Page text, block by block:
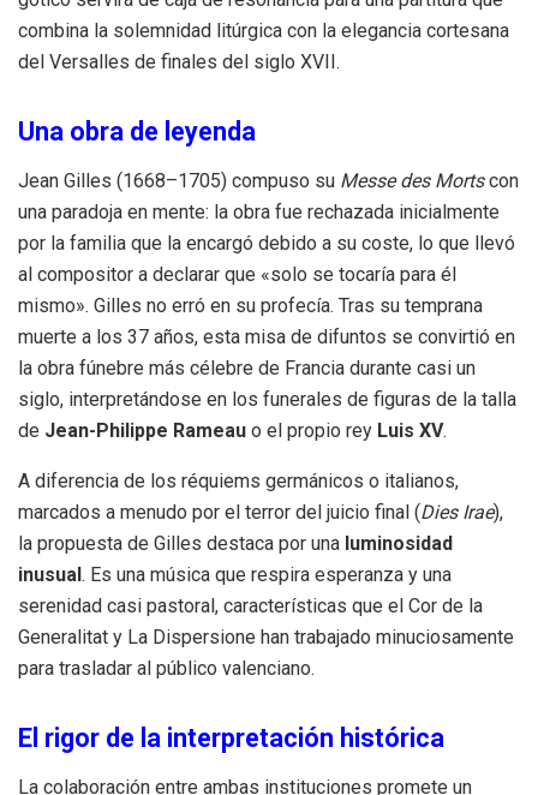
combina la solemnidad litúrgica con la elegancia cortesana
del Versalles de finales del siglo XVII.
Una obra de leyenda
Jean Gilles (1668–1705) compuso su Messe des Mortscon
una paradoja en mente: la obra fue rechazada inicialmente
por la familia que la encargó debido a su coste, lo que llevó
al compositor a declarar que «solo se tocaría para él
mismo». Gilles no erró en su profecía. Tras su temprana
muerte a los 37 años, esta misa de difuntos se convirtió en
la obra fúnebre más célebre de Francia durante casi un
siglo, interpretándose en los funerales de figuras de la talla
de Jean-Philippe Rameau o el propio rey Luis XV.
A diferencia de los réquiems germánicos o italianos,
marcados a menudo por el terror del juicio final (Dies Irae),
la propuesta de Gilles destaca por una luminosidad
inusual . Es una música que respira esperanza y una
serenidad casi pastoral, características que el Cor de la
Generalitat y La Dispersione han trabajado minuciosamente
para trasladar al público valenciano.
El rigor de la interpretación histórica
La colaboración entre ambas instituciones promete un